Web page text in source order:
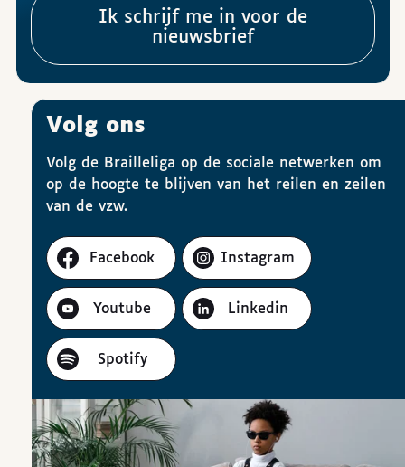
Ik schrijf me in voor de
nieuwsbrief
Volg ons
Volg de Brailleliga op de sociale netwerken om
op de hoogte te blijven van het reilen en zeilen
van de vzw.
Facebook Instagram
Youtube Linkedin
Spotify